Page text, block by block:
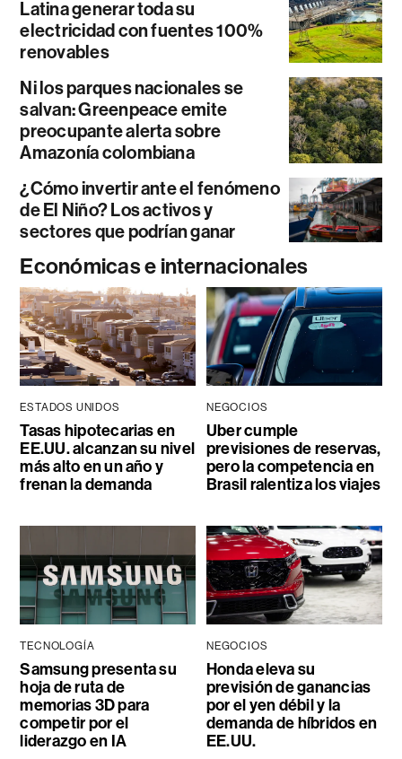
Latina generar toda su
electricidad con fuentes 100%
renovables
Ni los parques nacionales se
salvan: Greenpeace emite
preocupante alerta sobre
Amazonía colombiana
¿Cómo invertir ante el fenómeno
de El Niño? Los activos y
sectores que podrían ganar
Económicas e internacionales
ESTADOS UNIDOS
Tasas hipotecarias en
EE.UU. alcanzan su nivel
más alto en un año y
frenan la demanda
NEGOCIOS
Uber cumple
previsiones de reservas,
pero la competencia en
Brasil ralentiza los viajes
TECNOLOGÍA
Samsung presenta su
hoja de ruta de
memorias 3D para
competir por el
liderazgo en IA
NEGOCIOS
Honda eleva su
previsión de ganancias
por el yen débil y la
demanda de híbridos en
EE.UU.